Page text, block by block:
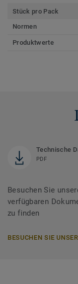
Stück pro Pack
Normen
Produktwerte
Technische
PDF
Besuchen Sie
verfügbaren
zu finden
BESUCHEN SIE